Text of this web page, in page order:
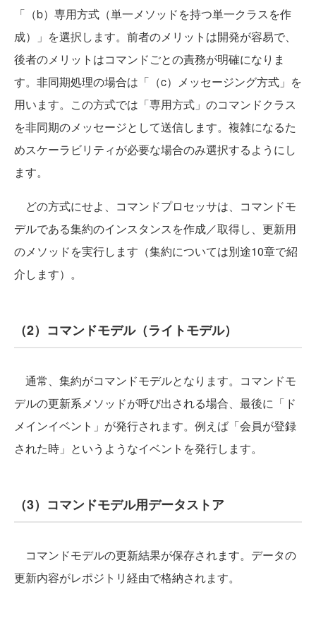
「（b）専用方式（単一メソッドを持つ単一クラスを作
成）」を選択します。前者のメリットは開発が容易で、
後者のメリットはコマンドごとの責務が明確になりま
す。非同期処理の場合は「（c）メッセージング方式」を
用います。この方式では「専用方式」のコマンドクラス
を非同期のメッセージとして送信します。複雑になるた
めスケーラビリティが必要な場合のみ選択するようにし
ます。
どの方式にせよ、コマンドプロセッサは、コマンドモ
デルである集約のインスタンスを作成／取得し、更新用
のメソッドを実行します（集約については別途10章で紹
介します）。
（2）コマンドモデル（ライトモデル）
通常、集約がコマンドモデルとなります。コマンドモ
デルの更新系メソッドが呼び出される場合、最後に「ド
メインイベント」が発行されます。例えば「会員が登録
された時」というようなイベントを発行します。
（3）コマンドモデル用データストア
コマンドモデルの更新結果が保存されます。データの
更新内容がレポジトリ経由で格納されます。